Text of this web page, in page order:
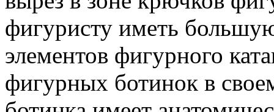
фигуристу иметь
элементов фигурного
фигурных ботинок в